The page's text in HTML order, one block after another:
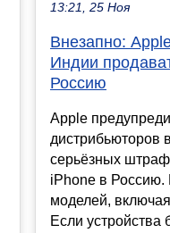
13:21, 25 Ноя
Внезапно:
Индии
Россию
Apple
дистрибьюторов
серьёзных
iPhone в Россию.
моделей,
Если устройства